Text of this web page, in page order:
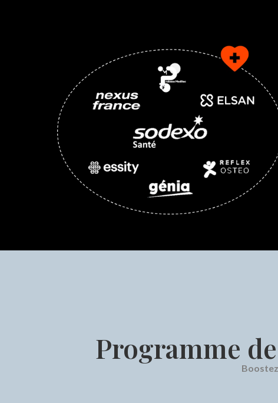
Programme